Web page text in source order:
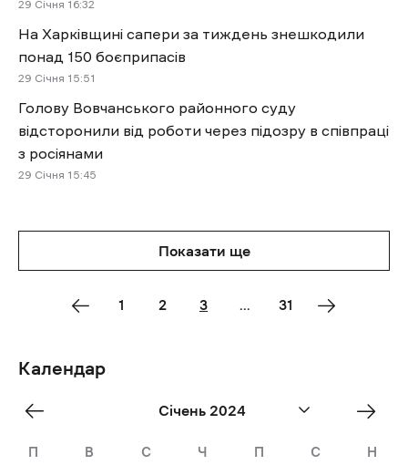
29 Січня 16:32
На Харківщині сапери за тиждень знешкодили
понад 150 боєприпасів
29 Січня 15:51
Голову Вовчанського районного суду
відсторонили від роботи через підозру в співпраці
з росіянами
29 Січня 15:45
Календар
Січень 2024
П В С Ч П С Н
«
Dec
Лют
»
Показати ще
1 2 3 ... 31